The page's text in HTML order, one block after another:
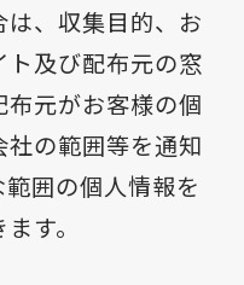
は、収集目的、お
及び配布元の窓
元がお客様の個
の範囲等を通知
囲の個人情報を
す。